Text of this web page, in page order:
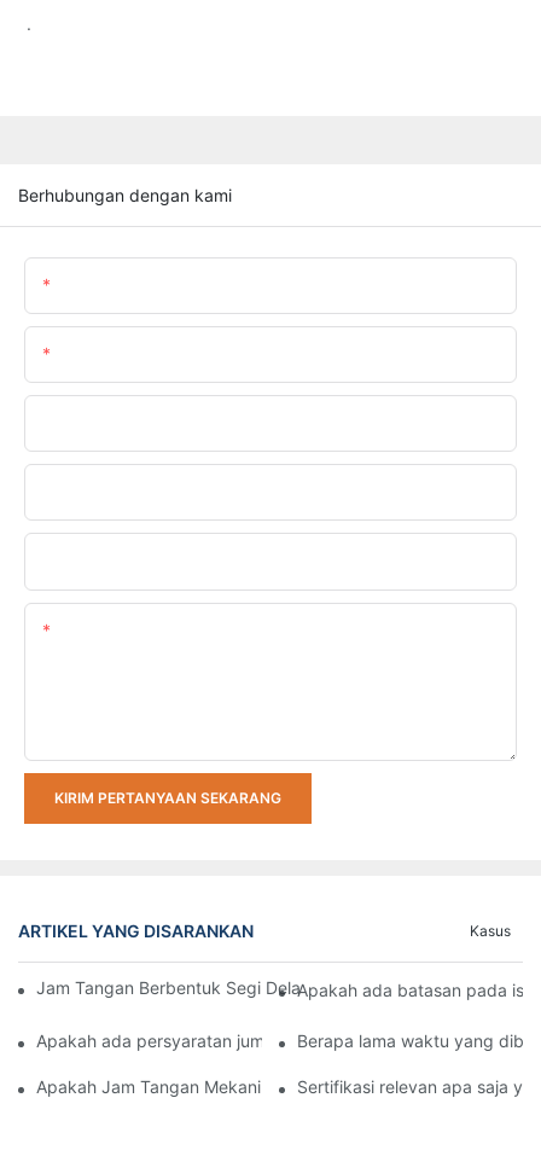
.
Berhubungan dengan kami
KIRIM PERTANYAAN SEKARANG
ARTIKEL YANG DISARANKAN Kasus
Jam Tangan Berbentuk Segi Delapan: Seni Desain Jam Tangan
Apakah ada batasan pada isi
Apakah ada persyaratan jumlah pesanan minimum (MOQ)
Berapa lama waktu yang
Apakah Jam Tangan Mekanik Bisa Direndam Air? Bagaimana
Sertifikasi relevan apa saja